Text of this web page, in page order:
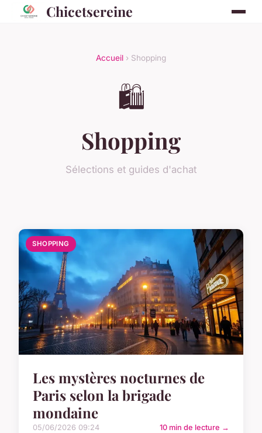
Chicetsereine
Accueil › Shopping
🛍️
Shopping
Sélections et guides d'achat
SHOPPING
Les mystères nocturnes de
Paris selon la brigade
mondaine
05/06/2026 09:24 10 min de lecture →